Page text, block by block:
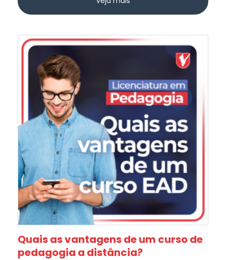
Quais as vantagens de um curso de
pedagogia a distância?